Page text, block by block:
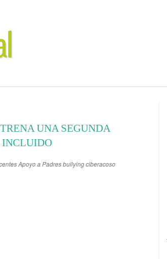
UNA SEGUNDA
INCLUIDO
Apoyo a Padresbullyingciberacoso